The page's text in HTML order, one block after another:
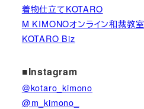
着物仕立てKOTARO
M KIMONOオンライン和裁教室
KOTARO Biz
■Instagram
＠kotaro_kimono
@m_kimono_